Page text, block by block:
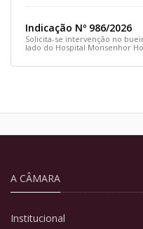
Indicação Nº 986/2026
Solicita-se intervenção no
lado do Hospital Monsenhor
A CÂMARA
Institucional